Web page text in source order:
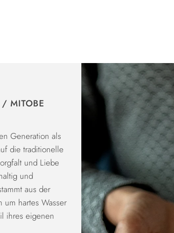
/ MITOBE
Generation als
die traditionelle
und Liebe
und
aus der
um hartes Wasser
ihres eigenen